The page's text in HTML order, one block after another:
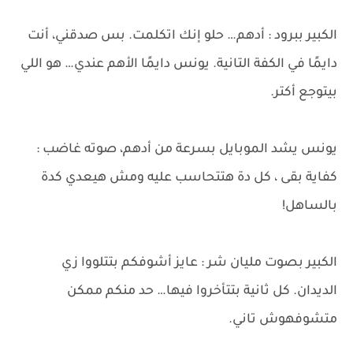
الكبير ببرود : أدهم… حلو إنك اتكلمت. بس صدقني، أنت
دايمًا في الكفة التانية. يونس دايمًا الأهم عندي… هو اللي
بيتوجع أكتر.
يونس يشد الموبايل بسرعة من أدهم، صوته غاضب :
كفاية بقى ، كل دة هتتحاسب عليه ومش هيعدي كدة
بالساهل!
الكبير بصوت مليان شر : عايز أشوفكم بتتلووا زي
الديدان. كل ثانية بتتأخروا فيها… حد منكم ممكن
متشوفهوش تاني.